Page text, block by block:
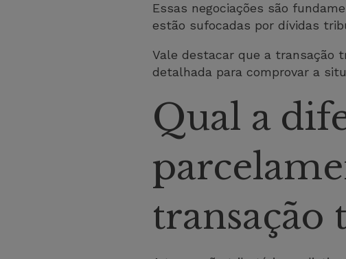
Essas negociações são
estão sufocadas por dívidas
Vale destacar que a transação
detalhada para comprovar a
Qual a
transação